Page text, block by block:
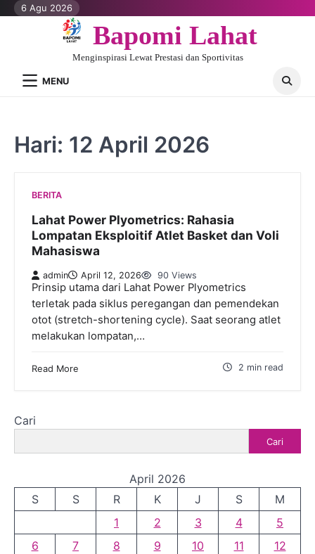
Skip6 Agu 2026
Bapomi Lahat
Menginspirasi Lewat Prestasi dan Sportivitas
MENU
Hari: 12 April 2026
BERITA
Lahat Power Plyometrics: Rahasia
Lompatan Eksploitif Atlet Basket dan Voli
Mahasiswa
admin April 12, 2026 90 Views
Prinsip utama dari Lahat Power Plyometrics
terletak pada siklus peregangan dan pemendekan
otot (stretch-shortening cycle). Saat seorang atlet
melakukan lompatan,…
Read More 2 min read
Cari
Cari
April 2026
S
S R K J S
M
1
2 3 4
5
6
7 8 9 10 11
12